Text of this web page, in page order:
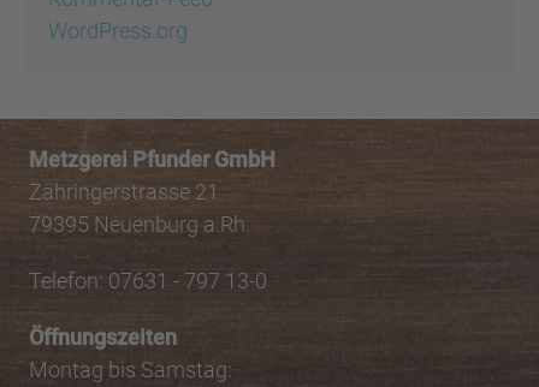
WordPress.org
Metzgerei Pfunder GmbH
Zähringerstrasse 21
79395 Neuenburg a.Rh.
Telefon: 07631 - 797 13-0
Öffnungszeiten
Montag bis Samstag: